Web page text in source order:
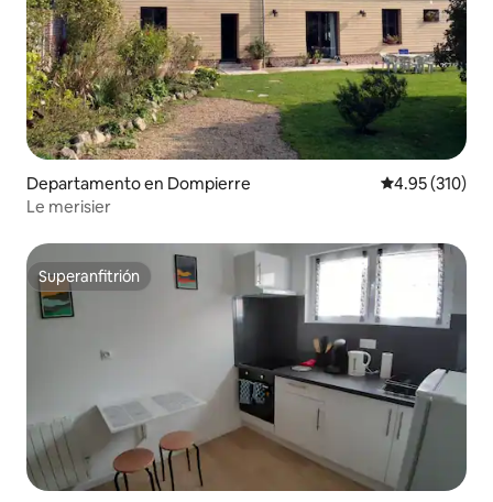
Departamento en Dompierre Calificación
4.95 (310)
Le merisier
Superanfitrión
Superanfitrión